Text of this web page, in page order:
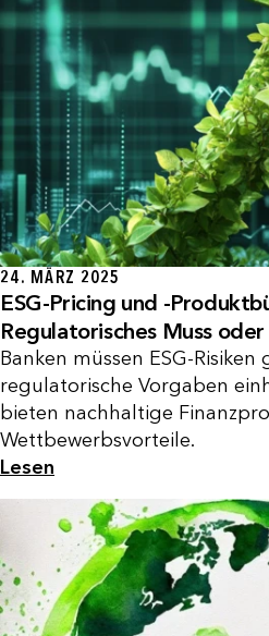
24. MÄRZ 2025
ESG-Pricing und -
Regulatorisches Muss oder
Banken müssen ESG-
regulatorische Vorgaben
bieten nachhaltige
Wettbewerbsvorteile.
Lesen